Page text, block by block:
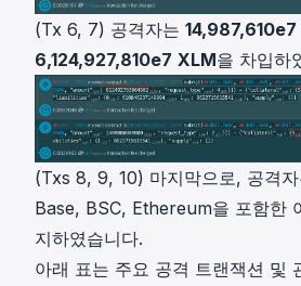
(Tx 6, 7) 공격자는 14,987,610e7
6,124,927,810e7 XLM을 차입하
(Txs 8, 9, 10) 마지막으로, 공격
Base, BSC, Ethereum을 포함한
지하였습니다.
아래 표는 주요 공격 트랜잭션 및